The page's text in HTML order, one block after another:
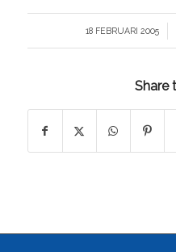
18 FEBRUARI 2005
/
Share